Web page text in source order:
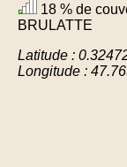
18 % de
BRULATTE
Latitude :
Longitude :